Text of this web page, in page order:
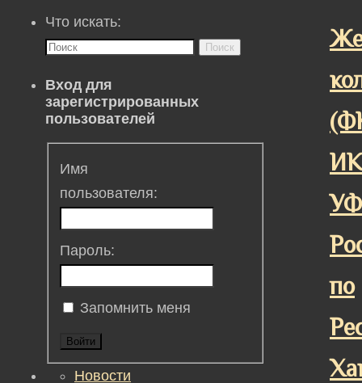
по
Что искать:
Поиск
Вход для
зарегистрированных
пользователей
Имя
пользователя:
Пароль:
Запомнить меня
Войти
Новости